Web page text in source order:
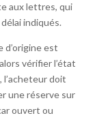
aux lettres, qui
indiqués.
d’origine est
vérifier l’état
l’acheteur doit
une réserve sur
ouvert ou